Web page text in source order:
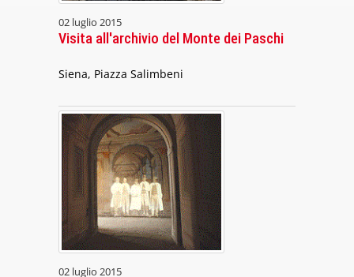
02 luglio 2015
Visita all'archivio del Monte dei Paschi
Siena, Piazza Salimbeni
02 luglio 2015